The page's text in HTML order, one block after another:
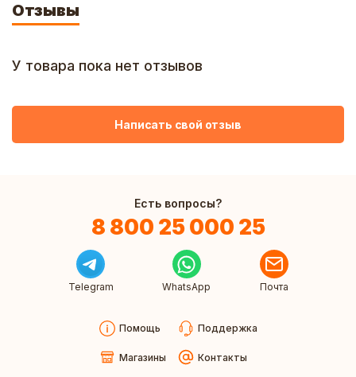
Отзывы
У товара пока нет отзывов
Написать свой отзыв
Есть вопросы?
8 800 25 000 25
Telegram WhatsApp Почта
Помощь Поддержка
Магазины Контакты